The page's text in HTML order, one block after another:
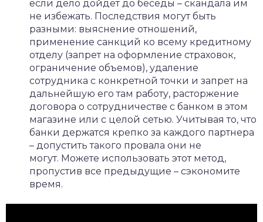
если дело дойдет до беседы – скандала им
не избежать. Последствия могут быть
разными: выяснение отношений,
применение санкций ко всему кредитному
отделу (запрет на оформление страховок,
ограничение объемов), удаление
сотрудника с конкретной точки и запрет на
дальнейшую его там работу, расторжение
договора о сотрудничестве с банком в этом
магазине или с целой сетью. Учитывая то, что
банки держатся крепко за каждого партнера
– допустить такого провала они не
могут. Можете использовать этот метод,
пропустив все предыдущие – сэкономите
время.